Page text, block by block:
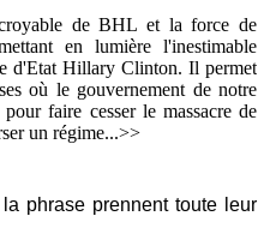
de BHL et la force de
en lumière l'inestimable
d'Etat Hillary Clinton. Il permet
où le gouvernement de notre
faire cesser le massacre de
un régime...>>
phrase prennent toute leur